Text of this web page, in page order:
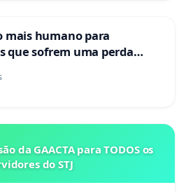
humano para
que sofrem uma perda
portugueses
da GAACTA para TODOS os
do STJ